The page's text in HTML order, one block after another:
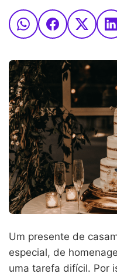
Um presente de
especial, de
uma tarefa difícil. Por